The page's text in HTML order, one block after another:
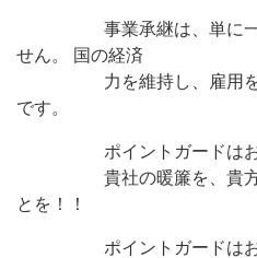
事業承継は、単に一企
せん。 国の経済
力を維持し、雇用を守
です。
ポイントガードはお約
貴社の暖簾を、貴方と
とを！！
ポイントガードはお約